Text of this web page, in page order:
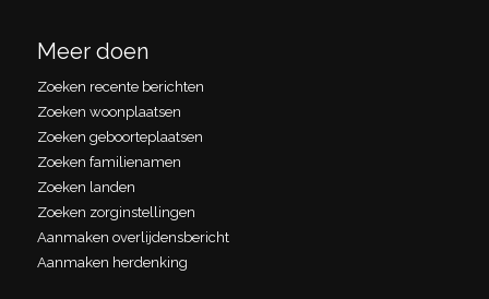
Meer doen
Zoeken recente berichten
Zoeken woonplaatsen
Zoeken geboorteplaatsen
Zoeken familienamen
Zoeken landen
Zoeken zorginstellingen
Aanmaken overlijdensbericht
Aanmaken herdenking